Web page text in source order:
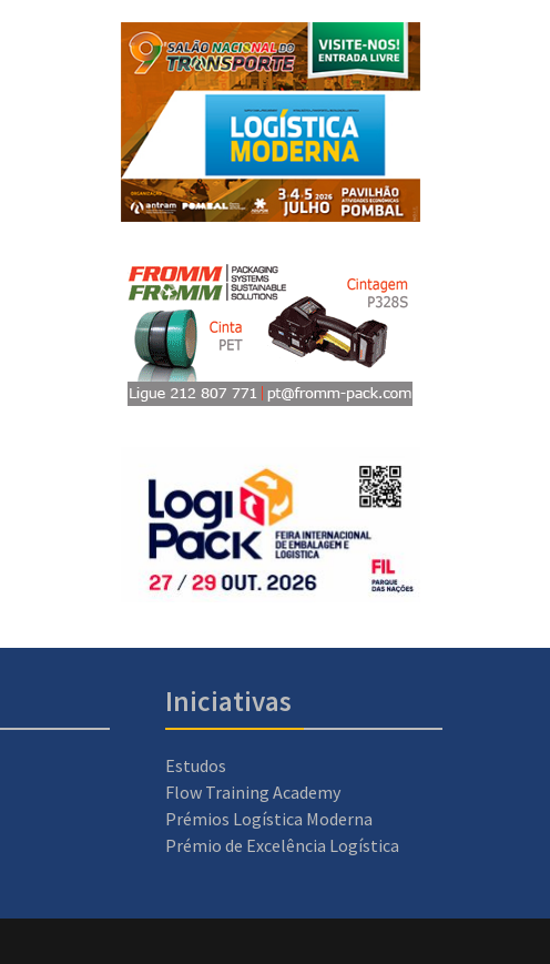
Iniciativas
Estudos
Flow Training Academy
Prémios Logística Moderna
Prémio de Excelência Logística